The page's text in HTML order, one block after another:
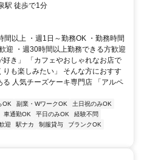
駅 徒歩で1分
以上 ・週1日～勤務OK ・勤務時間
迎 ・週30時間以上勤務できる方歓迎
き」 「カフェやおしゃれなお店で
も楽しみたい」 そんな方におすす
人気チーズケーキ専門店 「アルペ
OK 副業・WワークOK
土日祝のみOK
車通勤OK 平日のみOK
経験不問
迎 駅ナカ 制服貸与
ブランクOK